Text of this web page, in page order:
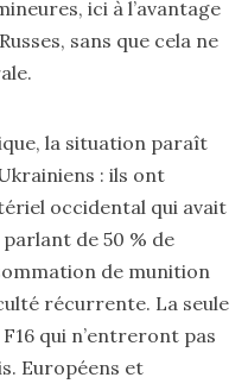
ici à l’avantage
sans que cela ne
la situation paraît
: ils ont
occidental qui avait
de 50 % de
de munition
récurrente. La seule
qui n’entreront pas
Européens et